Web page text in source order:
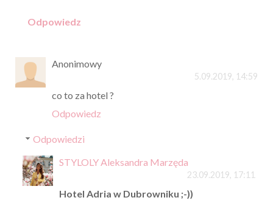
Odpowiedz
Anonimowy
5.09.2019, 14:59
co to za hotel ?
Odpowiedz
Odpowiedzi
STYLOLY Aleksandra Marzęda
23.09.2019, 17:11
Hotel Adria w Dubrowniku ;-))